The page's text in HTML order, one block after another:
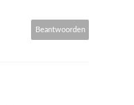
Beantwoorden